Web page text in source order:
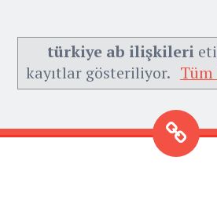
türkiye ab ilişkileri
kayıtlar gösteriliyor. Tüm